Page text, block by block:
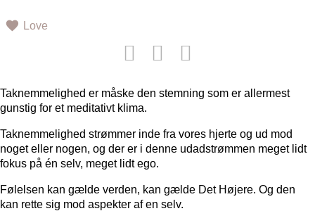
Love
Taknemmelighed er måske den stemning som er allermest
gunstig for et meditativt klima.
Taknemmelighed strømmer inde fra vores hjerte og ud mod
noget eller nogen, og der er i denne udadstrømmen meget lidt
fokus på én selv, meget lidt ego.
Følelsen kan gælde verden, kan gælde Det Højere. Og den
kan rette sig mod aspekter af en selv.